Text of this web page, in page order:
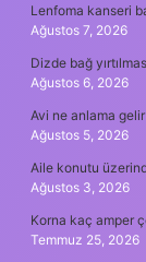
Lenfoma kanseri
Ağustos 7, 2026
Dizde bağ
Ağustos 6, 2026
Avi ne anlama
Ağustos 5, 2026
Aile konutu
Ağustos 3, 2026
Korna kaç amper
Temmuz 25, 2026